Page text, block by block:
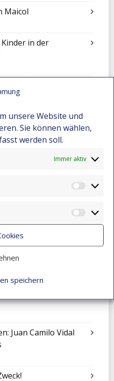
unsere Website und
Sie können wählen,
werden soll.
Immer aktiv
speichern
Maicol
Kinder in der
Ein unvergessliches
2025 –
Mensajeros de
in El Salvador
und Freundschaft
Juan Camilo Vidal